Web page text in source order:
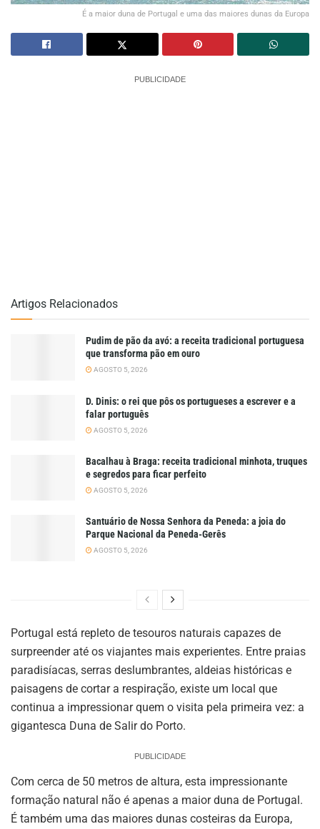
É a maior duna de Portugal e uma das maiores dunas da Europa
PUBLICIDADE
Artigos Relacionados
Pudim de pão da avó: a receita tradicional portuguesa
que transforma pão em ouro
AGOSTO 5, 2026
D. Dinis: o rei que pôs os portugueses a escrever e a
falar português
AGOSTO 5, 2026
Bacalhau à Braga: receita tradicional minhota, truques
e segredos para ficar perfeito
AGOSTO 5, 2026
Santuário de Nossa Senhora da Peneda: a joia do
Parque Nacional da Peneda-Gerês
AGOSTO 5, 2026
Portugal está repleto de tesouros naturais capazes de
surpreender até os viajantes mais experientes. Entre praias
paradisíacas, serras deslumbrantes, aldeias históricas e
paisagens de cortar a respiração, existe um local que
continua a impressionar quem o visita pela primeira vez: a
gigantesca Duna de Salir do Porto.
PUBLICIDADE
Com cerca de 50 metros de altura, esta impressionante
formação natural não é apenas a maior duna de Portugal.
É também uma das maiores dunas costeiras da Europa,